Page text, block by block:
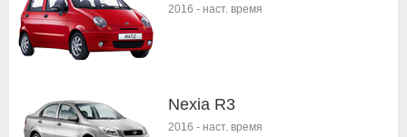
2016 - наст. время
Nexia R3
2016 - наст. время